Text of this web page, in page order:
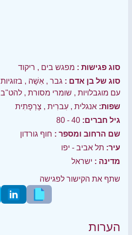
סוג פגישות : מפגש בים , ריקוד
סוג של בן אדם : גבר , אִשָׁה , בזוגיות
עם מוגבלויות , שומרי מסורת , להט"ב
שפות: אנגלית , עִברִית , צָרְפָתִית
גיל חברים: 40 - 80
שם הרחוב ומספר : חוף גורדון
עיר: תל אביב - יפו
מדינה : ישראל
שתף את הקישור לפגישה
הערות